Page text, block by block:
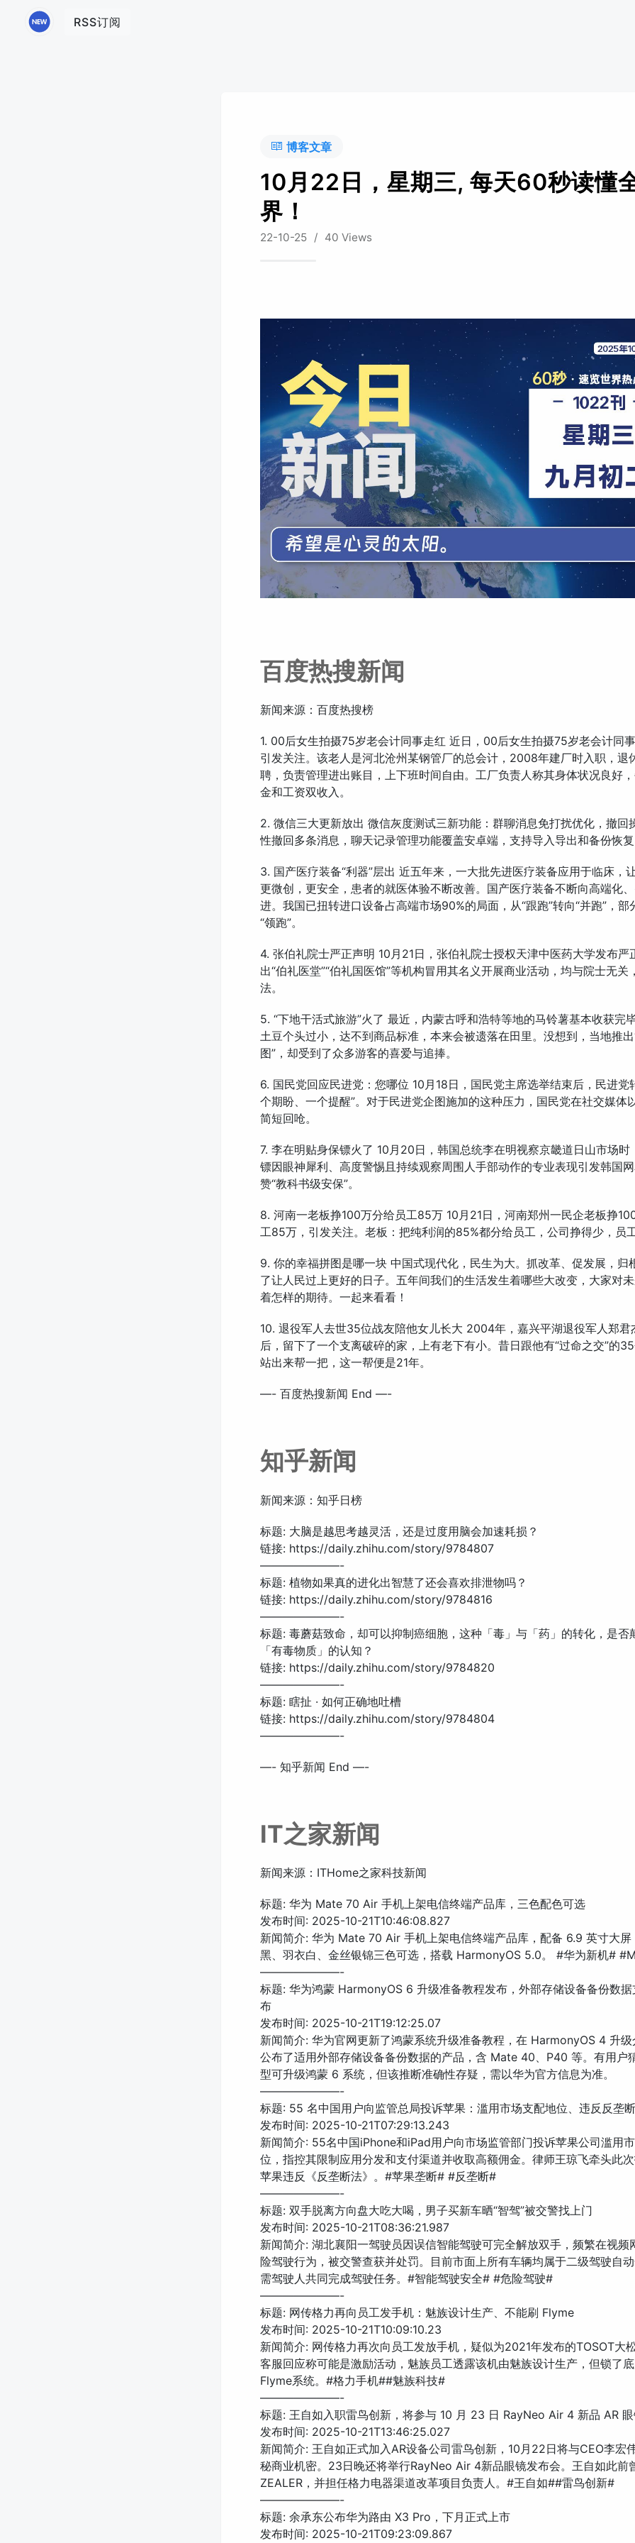
RSS订阅
博客文章
10月22日，星期三, 每天60秒读懂
界！
22-10-25 / 40 Views
百度热搜新闻
新闻来源：百度热搜榜
1. 00后女生拍摄75岁老会计同事走红 近日，00后女生拍摄75岁老会计同
引发关注。该老人是河北沧州某钢管厂的总会计，2008年建厂时入职，退
聘，负责管理进出账目，上下班时间自由。工厂负责人称其身体状况良好
金和工资双收入。
2. 微信三大更新放出 微信灰度测试三新功能：群聊消息免打扰优化，撤回
性撤回多条消息，聊天记录管理功能覆盖安卓端，支持导入导出和备份恢
3. 国产医疗装备“利器”层出 近五年来，一大批先进医疗装备应用于临床，
更微创，更安全，患者的就医体验不断改善。国产医疗装备不断向高端化
进。我国已扭转进口设备占高端市场90%的局面，从“跟跑”转向“并跑”，部
“领跑”。
4. 张伯礼院士严正声明 10月21日，张伯礼院士授权天津中医药大学发布严
出“伯礼医堂”“伯礼国医馆”等机构冒用其名义开展商业活动，均与院士无关
法。
5. “下地干活式旅游”火了 最近，内蒙古呼和浩特等地的马铃薯基本收获完
土豆个头过小，达不到商品标准，本来会被遗落在田里。没想到，当地推
图”，却受到了众多游客的喜爱与追捧。
6. 国民党回应民进党：您哪位 10月18日，国民党主席选举结束后，民进党
个期盼、一个提醒”。对于民进党企图施加的这种压力，国民党在社交媒体
简短回呛。
7. 李在明贴身保镖火了 10月20日，韩国总统李在明视察京畿道日山市场时
镖因眼神犀利、高度警惕且持续观察周围人手部动作的专业表现引发韩国
赞“教科书级安保”。
8. 河南一老板挣100万分给员工85万 10月21日，河南郑州一民企老板挣
工85万，引发关注。老板：把纯利润的85%都分给员工，公司挣得少，员
9. 你的幸福拼图是哪一块 中国式现代化，民生为大。抓改革、促发展，归
了让人民过上更好的日子。五年间我们的生活发生着哪些大改变，大家对
着怎样的期待。一起来看看！
10. 退役军人去世35位战友陪他女儿长大 2004年，嘉兴平湖退役军人郑君
后，留下了一个支离破碎的家，上有老下有小。昔日跟他有“过命之交”的
站出来帮一把，这一帮便是21年。
—- 百度热搜新闻 End —-
知乎新闻
新闻来源：知乎日榜
标题: 大脑是越思考越灵活，还是过度用脑会加速耗损？
链接: https://daily.zhihu.com/story/9784807
———————-
标题: 植物如果真的进化出智慧了还会喜欢排泄物吗？
链接: https://daily.zhihu.com/story/9784816
———————-
标题: 毒蘑菇致命，却可以抑制癌细胞，这种「毒」与「药」的转化，是否
「有毒物质」的认知？
链接: https://daily.zhihu.com/story/9784820
———————-
标题: 瞎扯 · 如何正确地吐槽
链接: https://daily.zhihu.com/story/9784804
———————-
—- 知乎新闻 End —-
IT之家新闻
新闻来源：ITHome之家科技新闻
标题: 华为 Mate 70 Air 手机上架电信终端产品库，三色配色可选
发布时间: 2025-10-21T10:46:08.827
新闻简介: 华为 Mate 70 Air 手机上架电信终端产品库，配备 6.9 英寸大屏
黑、羽衣白、金丝银锦三色可选，搭载 HarmonyOS 5.0。 #华为新机#
———————-
标题: 华为鸿蒙 HarmonyOS 6 升级准备教程发布，外部存储设备备份数
布
发布时间: 2025-10-21T19:12:25.07
新闻简介: 华为官网更新了鸿蒙系统升级准备教程，在 HarmonyOS 4 升
公布了适用外部存储设备备份数据的产品，含 Mate 40、P40 等。有用户
型可升级鸿蒙 6 系统，但该推断准确性存疑，需以华为官方信息为准。
———————-
标题: 55 名中国用户向监管总局投诉苹果：滥用市场支配地位、违反反垄
发布时间: 2025-10-21T07:29:13.243
新闻简介: 55名中国iPhone和iPad用户向市场监管部门投诉苹果公司滥用
位，指控其限制应用分发和支付渠道并收取高额佣金。律师王琼飞牵头此
苹果违反《反垄断法》。#苹果垄断# #反垄断#
———————-
标题: 双手脱离方向盘大吃大喝，男子买新车晒“智驾”被交警找上门
发布时间: 2025-10-21T08:36:21.987
新闻简介: 湖北襄阳一驾驶员因误信智能驾驶可完全解放双手，频繁在视频
险驾驶行为，被交警查获并处罚。目前市面上所有车辆均属于二级驾驶自
需驾驶人共同完成驾驶任务。#智能驾驶安全# #危险驾驶#
———————-
标题: 网传格力再向员工发手机：魅族设计生产、不能刷 Flyme
发布时间: 2025-10-21T10:09:10.23
新闻简介: 网传格力再次向员工发放手机，疑似为2021年发布的TOSOT大
客服回应称可能是激励活动，魅族员工透露该机由魅族设计生产，但锁了
Flyme系统。#格力手机##魅族科技#
———————-
标题: 王自如入职雷鸟创新，将参与 10 月 23 日 RayNeo Air 4 新品 AR
发布时间: 2025-10-21T13:46:25.027
新闻简介: 王自如正式加入AR设备公司雷鸟创新，10月22日将与CEO李宏
秘商业机密。23日晚还将举行RayNeo Air 4新品眼镜发布会。王自如此前
ZEALER，并担任格力电器渠道改革项目负责人。#王自如##雷鸟创新#
———————-
标题: 余承东公布华为路由 X3 Pro，下月正式上市
发布时间: 2025-10-21T09:23:09.867